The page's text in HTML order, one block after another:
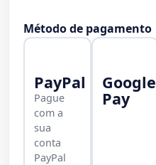
Método de pagamento
PayPal
Pague
com a
sua
conta
PayPal
Google
Pay